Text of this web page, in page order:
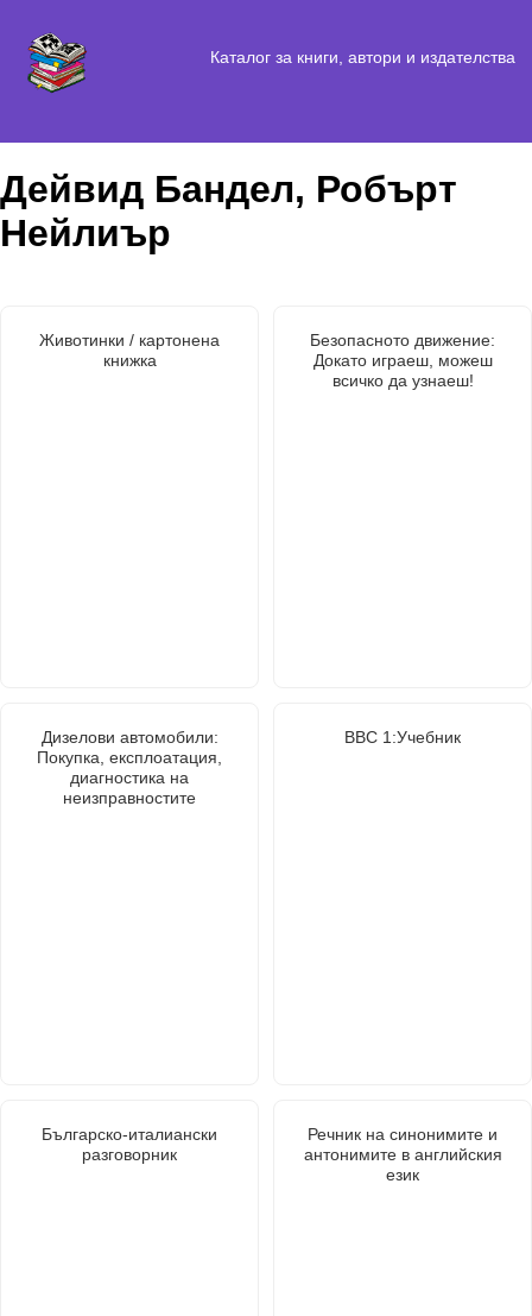
Каталог за книги, автори и издателства
Дейвид Бандел, Робърт
Нейлиър
Животинки / картонена
книжка
Безопасното движение:
Докато играеш, можеш
всичко да узнаеш!
Дизелови автомобили:
Покупка, експлоатация,
диагностика на
неизправностите
BBC 1:Учебник
Българско-италиански
разговорник
Речник на синонимите и
антонимите в английския
език